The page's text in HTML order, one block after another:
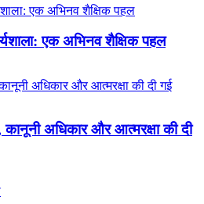
एक अभिनव शैक्षिक पहल
कानूनी अधिकार और आत्मरक्षा की दी